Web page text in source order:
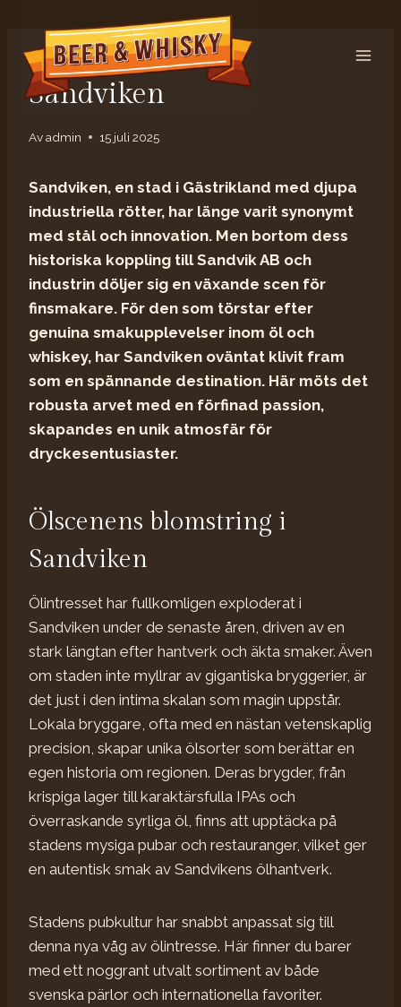
innehållDRYCK
Sandviken
Avadmin 15 juli 2025
Sandviken, en stad i Gästrikland med djupa
industriella rötter, har länge varit synonymt
med stål och innovation. Men bortom dess
historiska koppling till Sandvik AB och
industrin döljer sig en växande scen för
finsmakare. För den som törstar efter
genuina smakupplevelser inom öl och
whiskey, har Sandviken oväntat klivit fram
som en spännande destination. Här möts det
robusta arvet med en förfinad passion,
skapandes en unik atmosfär för
dryckesentusiaster.
Ölscenens blomstring i
Sandviken
Ölintresset har fullkomligen exploderat i
Sandviken under de senaste åren, driven av en
stark längtan efter hantverk och äkta smaker. Även
om staden inte myllrar av gigantiska bryggerier, är
det just i den intima skalan som magin uppstår.
Lokala bryggare, ofta med en nästan vetenskaplig
precision, skapar unika ölsorter som berättar en
egen historia om regionen. Deras brygder, från
krispiga lager till karaktärsfulla IPAs och
överraskande syrliga öl, finns att upptäcka på
stadens mysiga pubar och restauranger, vilket ger
en autentisk smak av Sandvikens ölhantverk.
Stadens pubkultur har snabbt anpassat sig till
denna nya våg av ölintresse. Här finner du barer
med ett noggrant utvalt sortiment av både
svenska pärlor och internationella favoriter.